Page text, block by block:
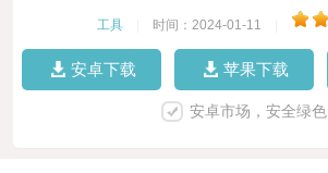
工具 时间：2024-01-11
安卓下载 苹果下载
安卓市场，安全绿色